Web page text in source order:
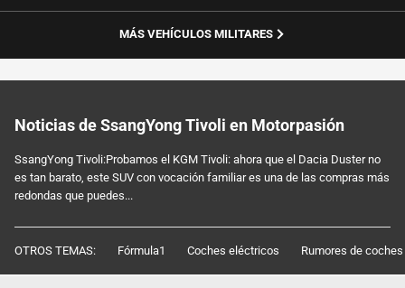
MÁS VEHÍCULOS MILITARES
Noticias de SsangYong Tivoli en Motorpasión
SsangYong Tivoli:Probamos el KGM Tivoli: ahora que el Dacia Duster no
es tan barato, este SUV con vocación familiar es una de las compras más
redondas que puedes...
OTROS TEMAS: Fórmula1 Coches eléctricos Rumores de coches